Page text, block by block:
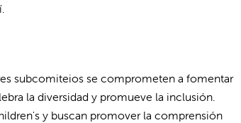
subcomiteios se comprometen a fomentar
la diversidad y promueve la inclusión.
y buscan promover la comprensión